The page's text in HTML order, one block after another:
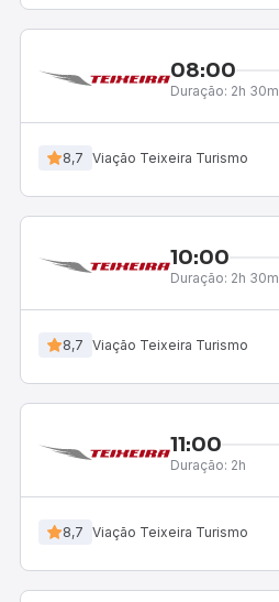
08:00
Duração: 2h 30m
8,7 Viação Teixeira Turismo
10:00
Duração: 2h 30m
8,7 Viação Teixeira Turismo
11:00
Duração: 2h
8,7 Viação Teixeira Turismo